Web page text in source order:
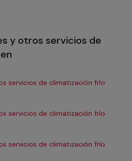
y otros servicios de
servicios de climatización frío
servicios de climatización frío
servicios de climatización frío